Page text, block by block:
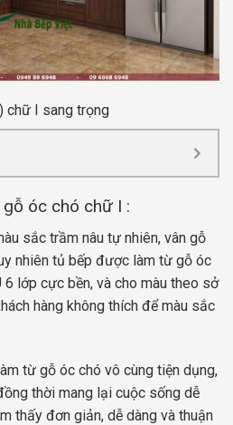
chữ I sang trọng
óc chó chữ I :
sắc trầm nâu tự nhiên, vân gỗ
nhiên tủ bếp được làm từ gỗ óc
lớp cực bền, và cho màu theo sở
hàng không thích để màu sắc
từ gỗ óc chó vô cùng tiện dụng,
thời mang lại cuộc sống dễ
thấy đơn giản, dễ dàng và thuận